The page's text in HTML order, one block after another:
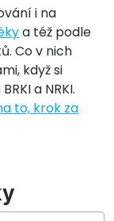
i na
a též podle
Co v nich
když si
a NRKI.
to, krok za